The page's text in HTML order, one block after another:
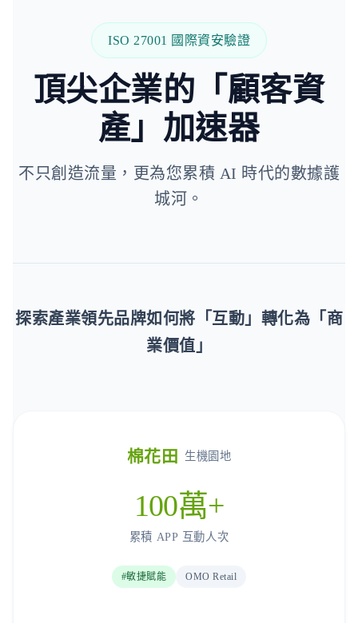
ISO 27001 國際資安驗證
頂尖企業的「顧客資
產」加速器
不只創造流量，更為您累積 AI 時代的數據護
城河。
探索產業領先品牌如何將「互動」轉化為「商
業價值」
棉花田 生機園地
100萬+
累積 APP 互動人次
#敏捷賦能 OMO Retail